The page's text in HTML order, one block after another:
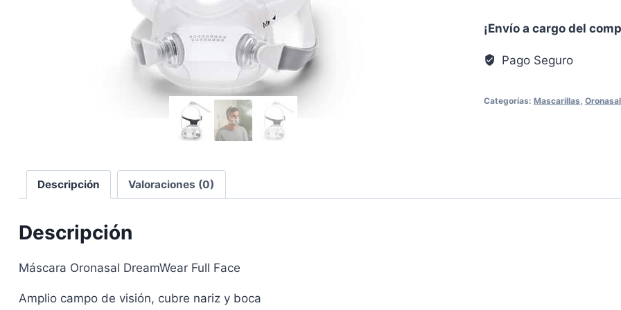
Full
Respironics
¡Envío a cargo del
Pago Seguro
Categorías: Mascarillas
Descripción Valoraciones (0)
Descripción
Máscara Oronasal DreamWear Full Face
Amplio campo de visión, cubre nariz y boca